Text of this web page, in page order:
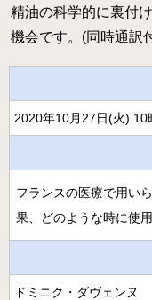
精油の科学的に裏付
機会です。(同時通訳
2020年10月27日(火) 10
フランスの医療で用い
果、どのような時に使
ドミニク・ダヴェンヌ
IFA認定 メディカル
講】
IFA認定 看護師対象
様々な障害の方にア
ース
クリニカル・リフレ
アロマ・ストレスケ
ミノウ・デ・メイの